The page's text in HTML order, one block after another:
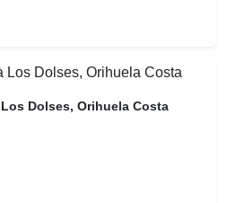
Dolses, Orihuela Costa